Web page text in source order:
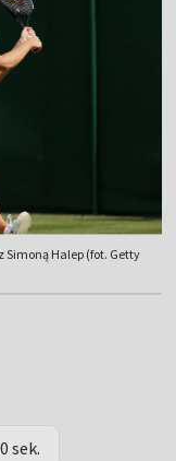
Simoną Halep (fot. Getty
sek.